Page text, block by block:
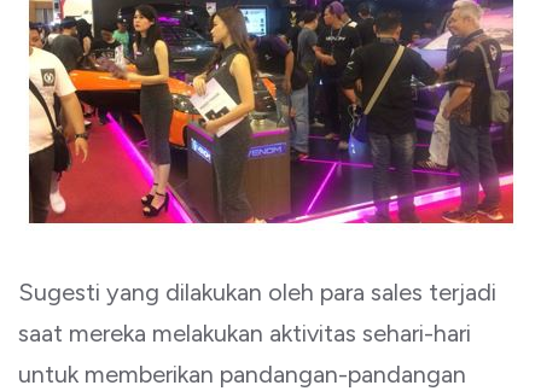
Sugesti yang dilakukan oleh para sales terjadi
saat mereka melakukan aktivitas sehari-hari
untuk memberikan pandangan-pandangan